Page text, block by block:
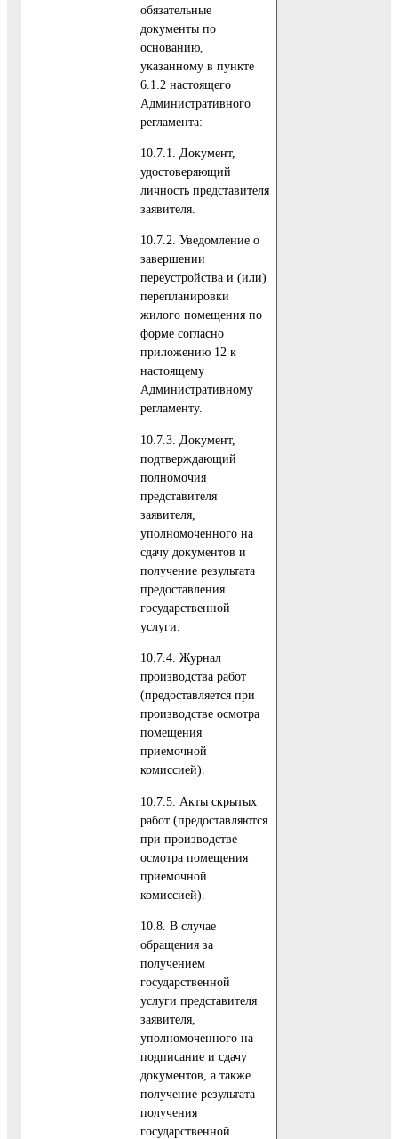
обязательные
документы по
основанию,
указанному в пункте
6.1.2 настоящего
Административного
регламента:
10.7.1. Документ,
удостоверяющий
личность представителя
заявителя.
10.7.2. Уведомление о
завершении
переустройства и (или)
перепланировки
жилого помещения по
форме согласно
приложению 12 к
настоящему
Административному
регламенту.
10.7.3. Документ,
подтверждающий
полномочия
представителя
заявителя,
уполномоченного на
сдачу документов и
получение результата
предоставления
государственной
услуги.
10.7.4. Журнал
производства работ
(предоставляется при
производстве осмотра
помещения
приемочной
комиссией).
10.7.5. Акты скрытых
работ (предоставляются
при производстве
осмотра помещения
приемочной
комиссией).
10.8. В случае
обращения за
получением
государственной
услуги представителя
заявителя,
уполномоченного на
подписание и сдачу
документов, а также
получение результата
получения
государственной